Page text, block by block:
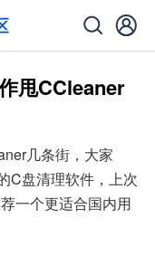
甩CCleaner
几条街，大家
C盘清理软件，上次
一个更适合国内用